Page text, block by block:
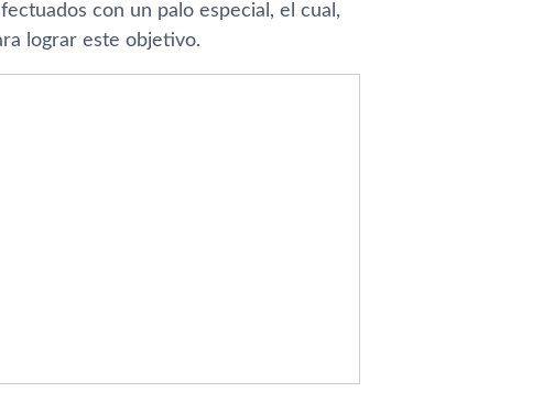
con un palo especial, el cual,
lograr este objetivo.